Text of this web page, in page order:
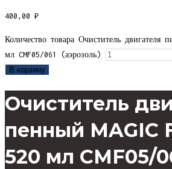
400,00 ₽
Количество товара Очиститель двигателя
мл CMF05/061 (аэрозоль)
В корзину
Очиститель
пенный MAGIC
520 мл CMF05/